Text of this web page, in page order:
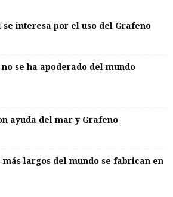
interesa por el uso del Grafeno
se ha apoderado del mundo
ayuda del mar y Grafeno
largos del mundo se fabrican en